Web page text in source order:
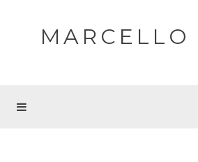
MARCELLO